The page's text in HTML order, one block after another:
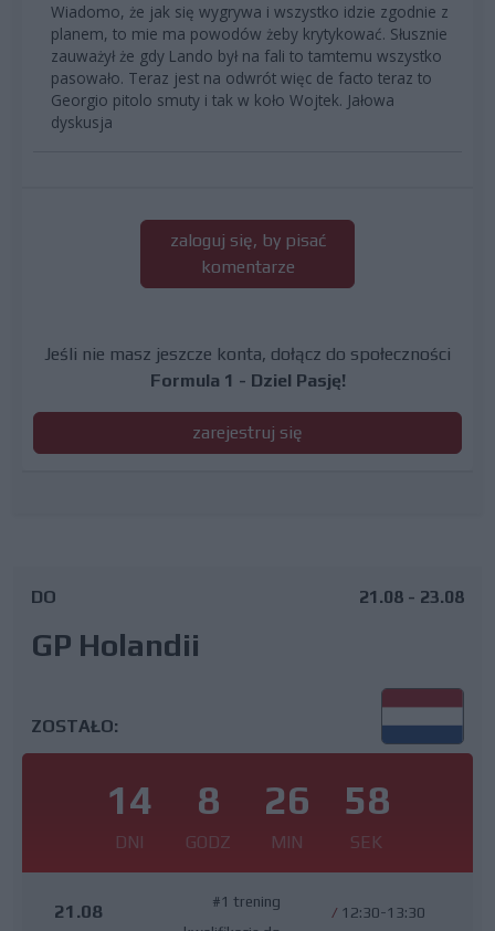
Wiadomo, że jak się wygrywa i wszystko idzie zgodnie z
planem, to mie ma powodów żeby krytykować. Słusznie
zauważył że gdy Lando był na fali to tamtemu wszystko
pasowało. Teraz jest na odwrót więc de facto teraz to
Georgio pitolo smuty i tak w koło Wojtek. Jałowa
dyskusja
zaloguj się, by pisać
komentarze
Jeśli nie masz jeszcze konta, dołącz do społeczności
Formula 1 - Dziel Pasję!
zarejestruj się
DO
GP Holandii
21.08 - 23.08
ZOSTAŁO:
14
DNI
8
GODZ
26
MIN
57
SEK
21.08
#1 trening
/ 12:30-13:30